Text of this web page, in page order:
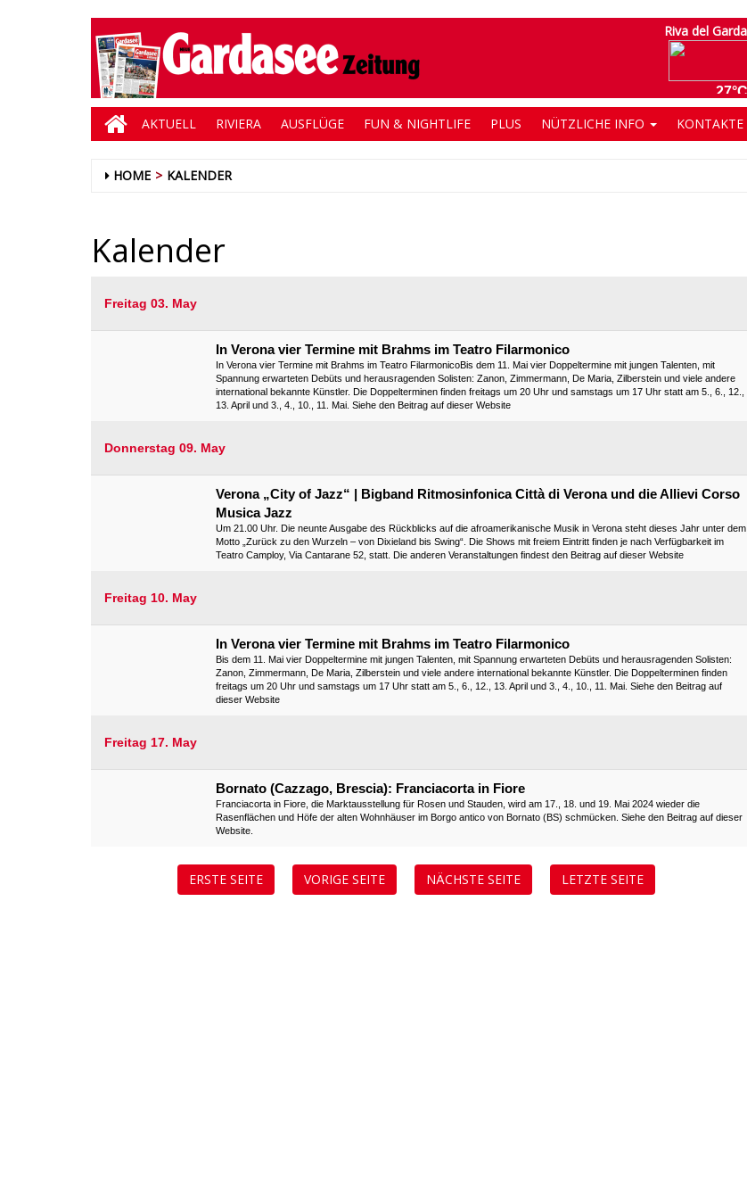
AKTUELL RIVIERA AUSFLÜGE FUN & NIGHTLIFE PLUS NÜTZLICHE INFO KONTAKTE
HOME KALENDER
Kalender
Freitag 03. May
In Verona vier Termine mit Brahms im Teatro Filarmonico
In Verona vier Termine mit Brahms im Teatro FilarmonicoBis dem 11. Mai vier Doppeltermine mit jungen Talenten, mit
Spannung erwarteten Debüts und herausragenden Solisten: Zanon, Zimmermann, De Maria, Zilberstein und viele andere
international bekannte Künstler. Die Doppelterminen finden freitags um 20 Uhr und samstags um 17 Uhr statt am 5., 6., 12.,
13. April und 3., 4., 10., 11. Mai. Siehe den Beitrag auf dieser Website
Donnerstag 09. May
Verona „City of Jazz“ | Bigband Ritmosinfonica Città di Verona und die Allievi Corso
Musica Jazz
Um 21.00 Uhr. Die neunte Ausgabe des Rückblicks auf die afroamerikanische Musik in Verona steht dieses Jahr unter dem
Motto „Zurück zu den Wurzeln – von Dixieland bis Swing“. Die Shows mit freiem Eintritt finden je nach Verfügbarkeit im
Teatro Camploy, Via Cantarane 52, statt. Die anderen Veranstaltungen findest den Beitrag auf dieser Website
Freitag 10. May
In Verona vier Termine mit Brahms im Teatro Filarmonico
Bis dem 11. Mai vier Doppeltermine mit jungen Talenten, mit Spannung erwarteten Debüts und herausragenden Solisten:
Zanon, Zimmermann, De Maria, Zilberstein und viele andere international bekannte Künstler. Die Doppelterminen finden
freitags um 20 Uhr und samstags um 17 Uhr statt am 5., 6., 12., 13. April und 3., 4., 10., 11. Mai. Siehe den Beitrag auf
dieser Website
Freitag 17. May
Bornato (Cazzago, Brescia): Franciacorta in Fiore
Franciacorta in Fiore, die Marktausstellung für Rosen und Stauden, wird am 17., 18. und 19. Mai 2024 wieder die
Rasenflächen und Höfe der alten Wohnhäuser im Borgo antico von Bornato (BS) schmücken. Siehe den Beitrag auf dieser
Website.
ERSTE SEITE VORIGE SEITE NÄCHSTE SEITE LETZTE SEITE